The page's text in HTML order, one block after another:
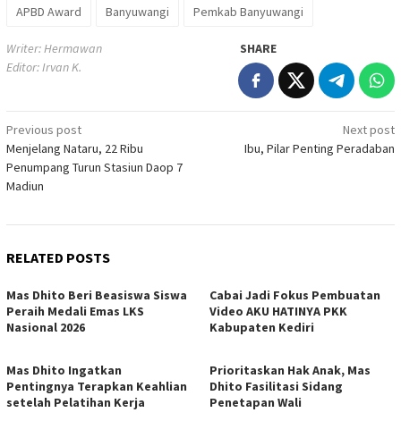
APBD Award Banyuwangi Pemkab Banyuwangi
Writer: Hermawan
Editor: Irvan K.
SHARE
Post
navigation
Previous post
Menjelang Nataru, 22 Ribu
Penumpang Turun Stasiun Daop 7
Madiun
Next post
Ibu, Pilar Penting Peradaban
RELATED POSTS
Mas Dhito Beri Beasiswa Siswa
Peraih Medali Emas LKS
Nasional 2026
Cabai Jadi Fokus Pembuatan
Video AKU HATINYA PKK
Kabupaten Kediri
Mas Dhito Ingatkan
Pentingnya Terapkan Keahlian
setelah Pelatihan Kerja
Prioritaskan Hak Anak, Mas
Dhito Fasilitasi Sidang
Penetapan Wali